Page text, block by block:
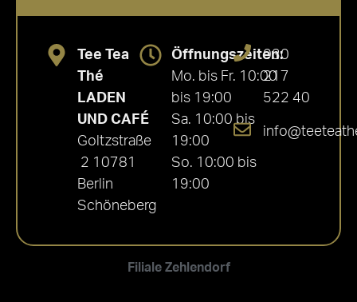
Filiale Zehlendorf
Tee Tea
Thé
LADEN
UND CAFÉ
Goltzstraße
2 10781
Berlin
Schöneberg
Öffnungszeiten:
Mo. bis Fr. 10:00
bis 19:00
Sa. 10:00 bis
19:00
So. 10:00 bis
19:00
030
217
522 40